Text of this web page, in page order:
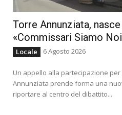
Torre Annunziata,
«Commissari Siamo
Locale 6 Agosto 2026
Un appello alla partecipazione
Annunziata prende forma una
riportare al centro del dibattito...